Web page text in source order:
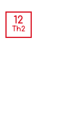
12
Th2